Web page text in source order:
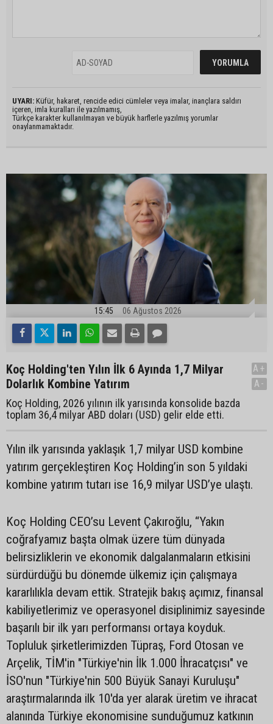
UYARI: Küfür, hakaret, rencide edici cümleler veya imalar, inançlara saldırı
içeren, imla kuralları ile yazılmamış,
Türkçe karakter kullanılmayan ve büyük harflerle yazılmış yorumlar
onaylanmamaktadır.
15:45 06 Ağustos 2026
Koç Holding'ten Yılın İlk 6 Ayında 1,7 Milyar
Dolarlık Kombine Yatırım
Koç Holding, 2026 yılının ilk yarısında konsolide bazda
toplam 36,4 milyar ABD doları (USD) gelir elde etti.
A+
A-
Yılın ilk yarısında yaklaşık 1,7 milyar USD kombine
yatırım gerçekleştiren Koç Holding’in son 5 yıldaki
kombine yatırım tutarı ise 16,9 milyar USD’ye ulaştı.
Koç Holding CEO’su Levent Çakıroğlu, “Yakın
coğrafyamız başta olmak üzere tüm dünyada
belirsizliklerin ve ekonomik dalgalanmaların etkisini
sürdürdüğü bu dönemde ülkemiz için çalışmaya
kararlılıkla devam ettik. Stratejik bakış açımız, finansal
kabiliyetlerimiz ve operasyonel disiplinimiz sayesinde
başarılı bir ilk yarı performansı ortaya koyduk.
Topluluk şirketlerimizden Tüpraş, Ford Otosan ve
Arçelik, TİM'in "Türkiye'nin İlk 1.000 İhracatçısı" ve
İSO'nun "Türkiye'nin 500 Büyük Sanayi Kuruluşu"
araştırmalarında ilk 10'da yer alarak üretim ve ihracat
alanında Türkiye ekonomisine sunduğumuz katkının